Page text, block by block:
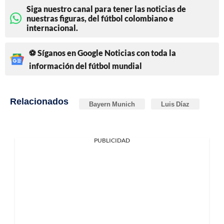
Siga nuestro canal para tener las noticias de
nuestras figuras, del fútbol colombiano e
internacional.
⚽ Síganos en Google Noticias con toda la
información del fútbol mundial
Relacionados Bayern Munich Luis Díaz
PUBLICIDAD